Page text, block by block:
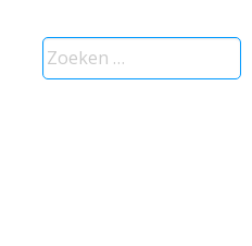
Zoeken
naar: